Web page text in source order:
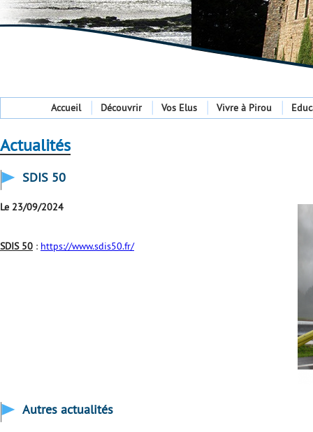
Accueil Découvrir Vos Elus Vivre à Pirou
Actualités
SDIS 50
Le 23/09/2024
SDIS 50 : https://www.sdis50.fr/
Autres actualités